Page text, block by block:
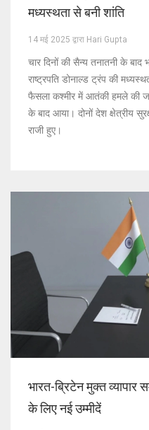
मध्यस्थता से बनी शांति
14 मई 2025 द्वारा Hari Gupta
चार दिनों की सैन्य तनातनी के बाद
राष्ट्रपति डोनाल्ड ट्रंप की
फैसला कश्मीर में आतंकी हमले की
के बाद आया। दोनों देश क्षेत्रीय
राजी हुए।
भारत-ब्रिटेन मुक्त व्यापार
के लिए नई उम्मीदें